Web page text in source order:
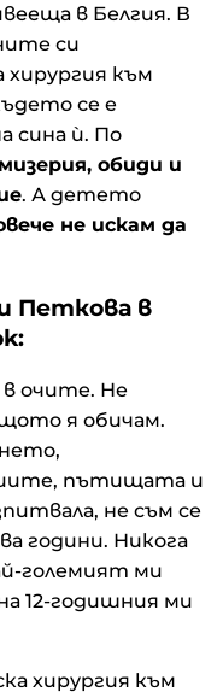
в Белгия. В
си
към
се е
сина ѝ. По
мизерия, обиди и
. А детето
не искам да
Петкова в
очите. Не
я обичам.
пътищата и
не съм се
години. Никога
големият ми
12-годишния ми
хирургия към